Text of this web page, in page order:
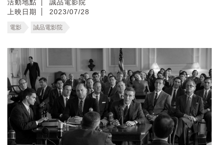
活動地點
誠品電影院
上映日期
2023/07/28
電影 誠品電影院